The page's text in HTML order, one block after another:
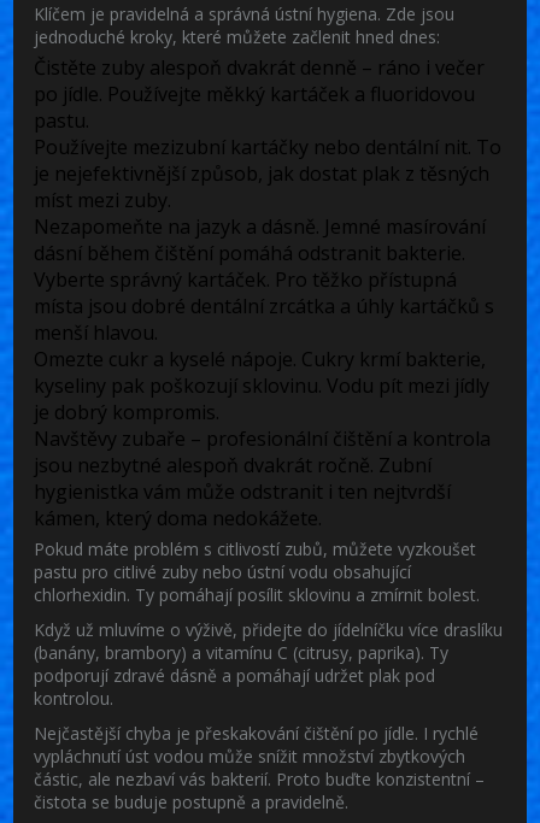
Klíčem je pravidelná a správná ústní hygiena. Zde jsou
jednoduché kroky, které můžete začlenit hned dnes:
Čistěte zuby alespoň dvakrát denně – ráno i večer
po jídle. Používejte měkký kartáček a fluoridovou
pastu.
Používejte mezizubní kartáčky nebo dentální nit. To
je nejefektivnější způsob, jak dostat plak z těsných
míst mezi zuby.
Nezapomeňte na jazyk a dásně. Jemné masírování
dásní během čištění pomáhá odstranit bakterie.
Vyberte správný kartáček. Pro těžko přístupná
místa jsou dobré dentální zrcátka a úhly kartáčků s
menší hlavou.
Omezte cukr a kyselé nápoje. Cukry krmí bakterie,
kyseliny pak poškozují sklovinu. Vodu pít mezi jídly
je dobrý kompromis.
Navštěvy zubaře – profesionální čištění a kontrola
jsou nezbytné alespoň dvakrát ročně. Zubní
hygienistka vám může odstranit i ten nejtvrdší
kámen, který doma nedokážete.
Pokud máte problém s citlivostí zubů, můžete vyzkoušet
pastu pro citlivé zuby nebo ústní vodu obsahující
chlorhexidin. Ty pomáhají posílit sklovinu a zmírnit bolest.
Když už mluvíme o výživě, přidejte do jídelníčku více draslíku
(banány, brambory) a vitamínu C (citrusy, paprika). Ty
podporují zdravé dásně a pomáhají udržet plak pod
kontrolou.
Nejčastější chyba je přeskakování čištění po jídle. I rychlé
vypláchnutí úst vodou může snížit množství zbytkových
částic, ale nezbaví vás bakterií. Proto buďte konzistentní –
čistota se buduje postupně a pravidelně.